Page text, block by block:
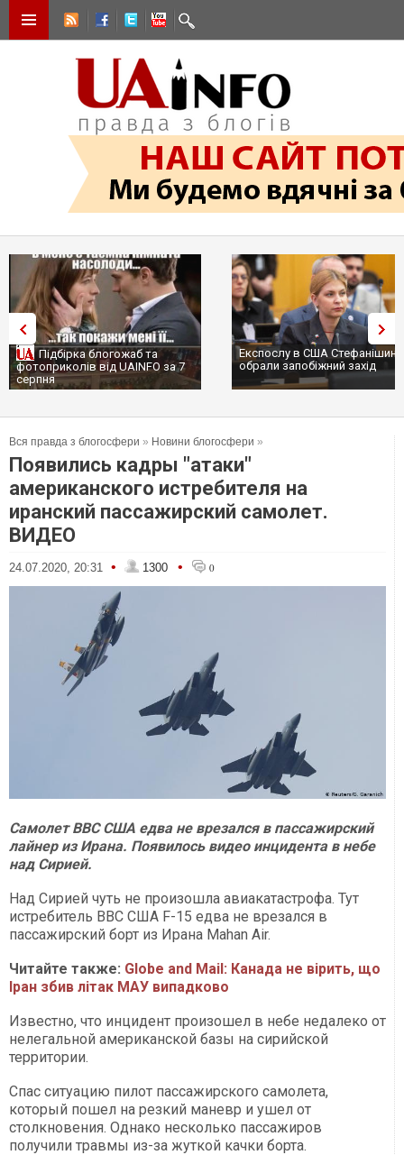
Підбірка блогожаб та
фотоприколів від UAINFO за 7
серпня
Експослу в США
обрали запобіжний захід
Вся правда з блогосфери » Новини блогосфери »
Появились кадры "атаки"
американского истребителя на
иранский пассажирский самолет.
ВИДЕО
24.07.2020, 20:31 • 1300 • 0
Самолет ВВС США едва не врезался в пассажирский
лайнер из Ирана. Появилось видео инцидента в небе
над Сирией.
Над Сирией чуть не произошла авиакатастрофа. Тут
истребитель ВВС США F-15 едва не врезался в
пассажирский борт из Ирана Mahan Air.
Читайте также: Globe and Mail: Канада не вірить, що
Іран збив літак МАУ випадково
Известно, что инцидент произошел в небе недалеко от
нелегальной американской базы на сирийской
территории.
Спас ситуацию пилот пассажирского самолета,
который пошел на резкий маневр и ушел от
столкновения. Однако несколько пассажиров
получили травмы из-за жуткой качки борта.